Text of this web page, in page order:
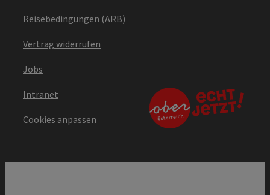
Reisebedingungen (ARB)
Vertrag widerrufen
Jobs
Intranet
Cookies anpassen